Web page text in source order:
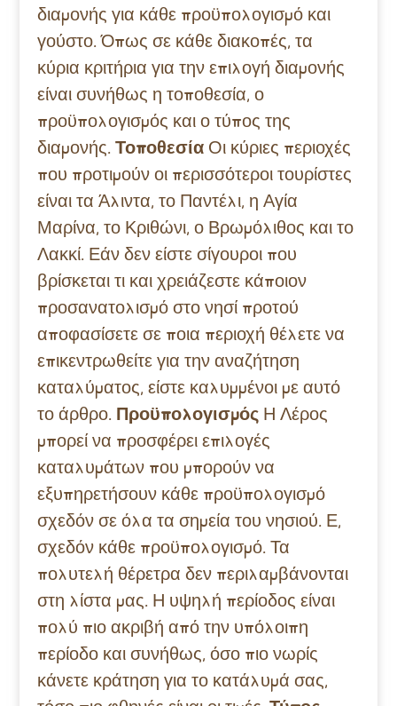
διαμονής για κάθε προϋπολογισμό και
γούστο. Όπως σε κάθε διακοπές, τα
κύρια κριτήρια για την επιλογή διαμονής
είναι συνήθως η τοποθεσία, ο
προϋπολογισμός και ο τύπος της
διαμονής.Τοποθεσία Οι κύριες περιοχές
που προτιμούν οι περισσότεροι τουρίστες
είναι τα Άλιντα, το Παντέλι, η Αγία
Μαρίνα, το Κριθώνι, ο Βρωμόλιθος και το
Λακκί. Εάν δεν είστε σίγουροι που
βρίσκεται τι και χρειάζεστε κάποιον
προσανατολισμό στο νησί προτού
αποφασίσετε σε ποια περιοχή θέλετε να
επικεντρωθείτε για την αναζήτηση
καταλύματος, είστε καλυμμένοι με αυτό
το άρθρο. Προϋπολογισμός Η Λέρος
μπορεί να προσφέρει επιλογές
καταλυμάτων που μπορούν να
εξυπηρετήσουν κάθε προϋπολογισμό
σχεδόν σε όλα τα σημεία του νησιού. Ε,
σχεδόν κάθε προϋπολογισμό. Τα
πολυτελή θέρετρα δεν περιλαμβάνονται
στη λίστα μας. Η υψηλή περίοδος είναι
πολύ πιο ακριβή από την υπόλοιπη
περίοδο και συνήθως, όσο πιο νωρίς
κάνετε κράτηση για το κατάλυμά σας,